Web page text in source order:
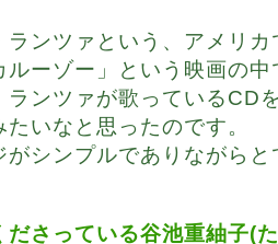
ランツァという、アメリ
ルーゾー」という映画の
ランツァが歌っているCD
いなと思ったのです。
がシンプルでありながら
ださっている谷池重紬子(